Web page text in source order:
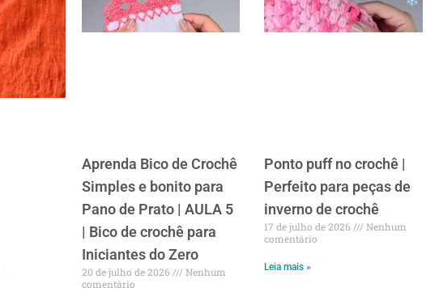
Aprenda Bico de Crochê
Simples e bonito para
Pano de Prato | AULA 5
| Bico de crochê para
Iniciantes do Zero
20 de julho de 2026
Nenhum
comentário
Ponto puff no crochê |
Perfeito para peças de
inverno de crochê
17 de julho de 2026
Nenhum
comentário
Leia mais »